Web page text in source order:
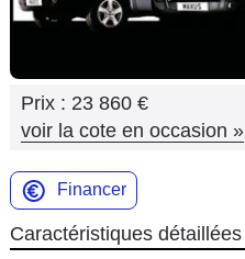
Forum
Marques
Prix : 23 860 €
voir la cote en occasion »
Financer
Caractéristiques détaillées